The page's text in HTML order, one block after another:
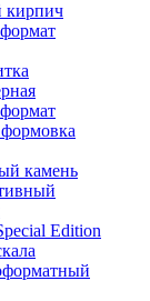
кирпич
камень
Edition